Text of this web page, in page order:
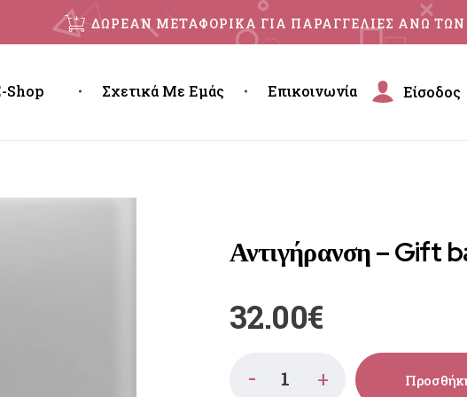
ΔΩΡΕΑΝ ΜΕΤΑΦΟΡΙΚΑ ΓΙΑ ΠΑΡΑΓΓΕΛΙΕΣ ΑΝΩ ΤΩΝ
Shop Σχετικά Με Εμάς Επικοινωνία Είσοδος
Αντιγήρανση – Gift
32.00€